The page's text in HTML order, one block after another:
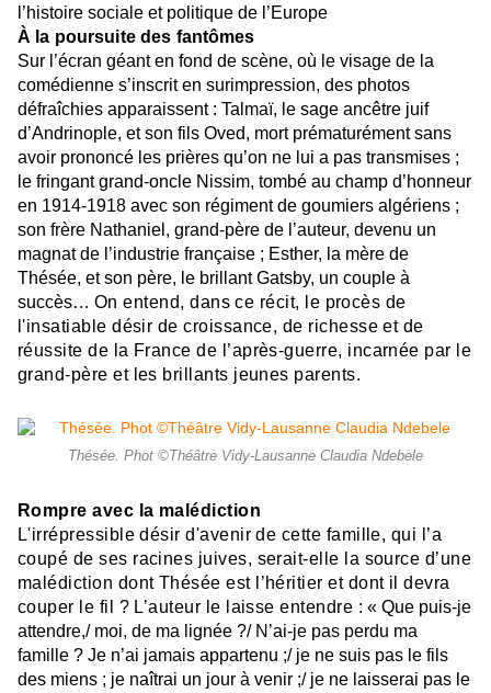
l’histoire sociale et politique de l’Europe
À la poursuite des fantômes
Sur l’écran géant en fond de scène, où le visage de la
comédienne s’inscrit en surimpression, des photos
défraîchies apparaissent : Talmaï, le sage ancêtre juif
d’Andrinople, et son fils Oved, mort prématurément sans
avoir prononcé les prières qu’on ne lui a pas transmises ;
le fringant grand-oncle Nissim, tombé au champ d’honneur
en 1914-1918 avec son régiment de goumiers algériens ;
son frère Nathaniel, grand-père de l’auteur, devenu un
magnat de l’industrie française ; Esther, la mère de
Thésée, et son père, le brillant Gatsby, un couple à
succès… On entend, dans ce récit, le procès de
l'insatiable désir de croissance, de richesse et de
réussite de la France de l’après-guerre, incarnée par le
grand-père et les brillants jeunes parents.
Thésée. Phot ©Théâtre Vidy-Lausanne Claudia Ndebele
Rompre avec la malédiction
L'irrépressible désir d'avenir de cette famille, qui l’a
coupé de ses racines juives, serait-elle la source d’une
malédiction dont Thésée est l’héritier et dont il devra
couper le fil ? L’auteur le laisse entendre :« Que puis-je
attendre,/ moi, de ma lignée ?/ N’ai-je pas perdu ma
famille ? Je n’ai jamais appartenu ;/ je ne suis pas le fils
des miens ; je naîtrai un jour à venir ;/ je ne laisserai pas le